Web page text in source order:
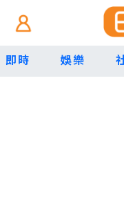
即時 娛樂